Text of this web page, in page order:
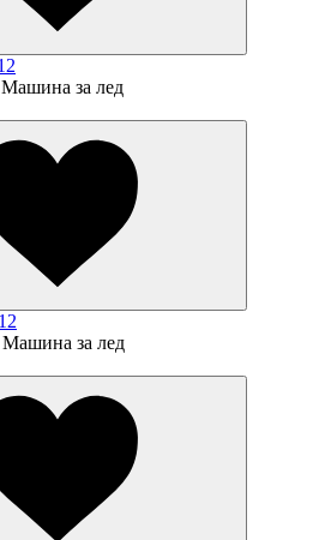
Машина за лед
Машина за лед